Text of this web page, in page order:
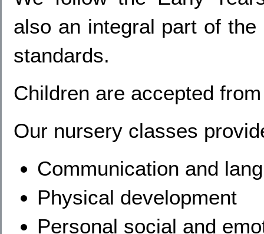
also an integral part of
standards.
Children are accepted
Our nursery classes
Communication and
Physical development
Personal social and